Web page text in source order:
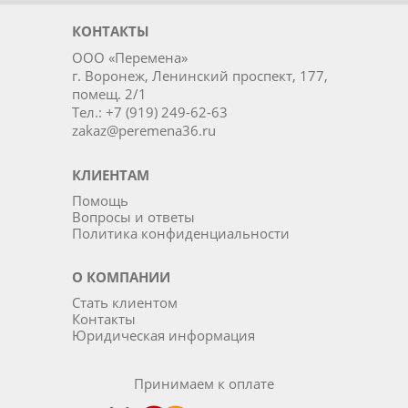
КОНТАКТЫ
ООО «Перемена»
г. Воронеж, Ленинский проспект, 177,
помещ. 2/1
Тел.: +7 (919) 249-62-63
zakaz@peremena36.ru
КЛИЕНТАМ
Помощь
Вопросы и ответы
Политика конфиденциальности
О КОМПАНИИ
Стать клиентом
Контакты
Юридическая информация
Принимаем к оплате